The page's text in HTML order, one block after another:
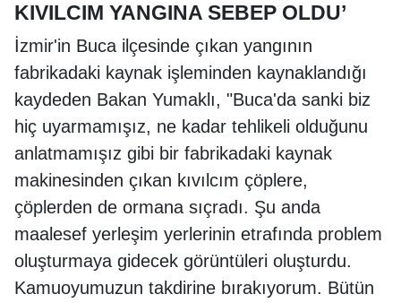
KIVILCIM YANGINA SEBEP OLDU’
İzmir'in Buca ilçesinde çıkan yangının
fabrikadaki kaynak işleminden kaynaklandığı
kaydeden Bakan Yumaklı, "Buca'da sanki biz
hiç uyarmamışız, ne kadar tehlikeli olduğunu
anlatmamışız gibi bir fabrikadaki kaynak
makinesinden çıkan kıvılcım çöplere,
çöplerden de ormana sıçradı. Şu anda
maalesef yerleşim yerlerinin etrafında problem
oluşturmaya gidecek görüntüleri oluşturdu.
Kamuoyumuzun takdirine bırakıyorum. Bütün